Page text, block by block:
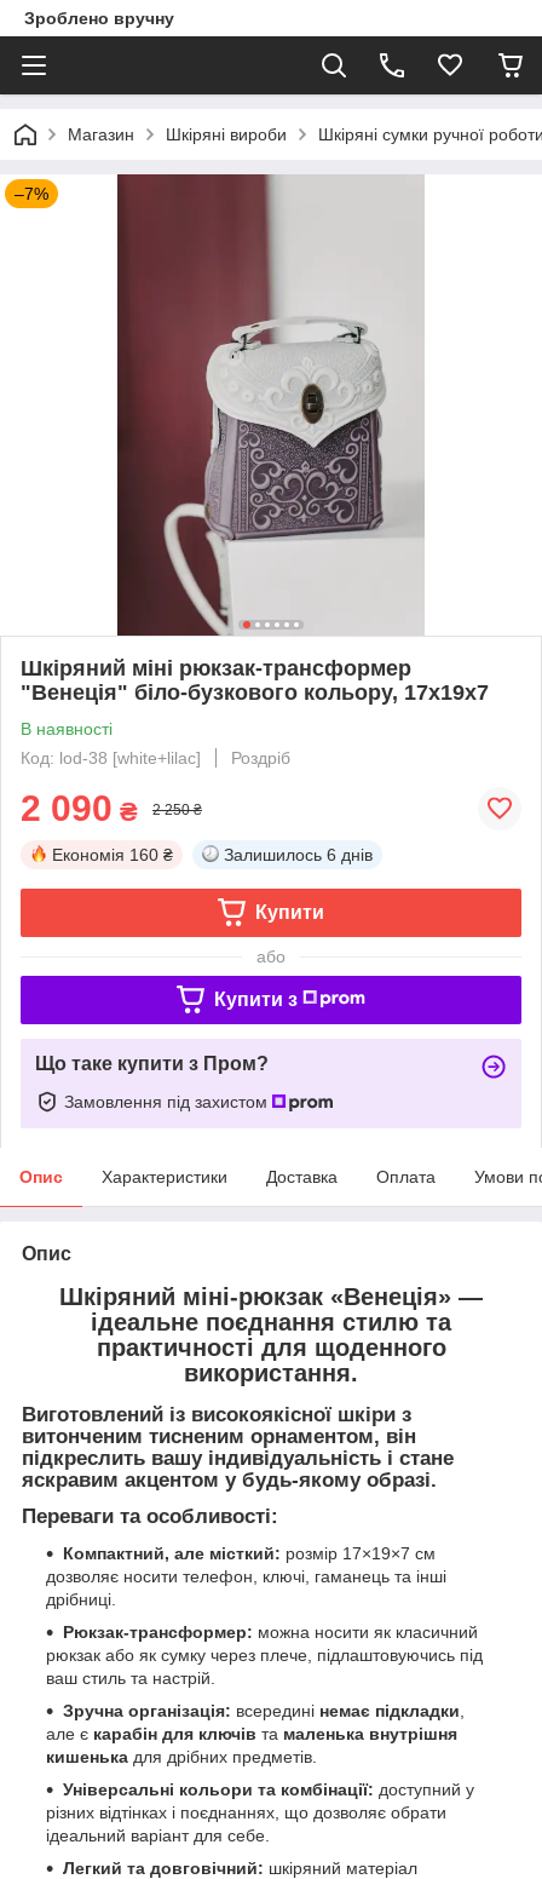
Зроблено вручну
Магазин Шкіряні вироби Шкіряні сумки ручної
–7%
Шкіряний міні рюкзак-трансформер
"Венеція" біло-бузкового кольору, 17х19х7
В наявності
Код: lod-38 [white+lilac]
Роздріб
2 090 ₴ 2 250 ₴
Економія 160 ₴ Залишилось 6 днів
Купити
або
Купити з
Що таке купити з Пром?
Замовлення під захистом
Опис Характеристики Доставка Оплата Умови
Опис
Шкіряний міні-рюкзак «Венеція» —
ідеальне поєднання стилю та
практичності для щоденного
використання.
Виготовлений із високоякісної шкіри з
витонченим тисненим орнаментом, він
підкреслить вашу індивідуальність і стане
яскравим акцентом у будь-якому образі.
Переваги та особливості:
Компактний, але місткий: розмір 17×19×7 см
дозволяє носити телефон, ключі, гаманець та інші
дрібниці.
Рюкзак-трансформер: можна носити як класичний
рюкзак або як сумку через плече, підлаштовуючись під
ваш стиль та настрій.
Зручна організація: всередині немає підкладки
але є карабін для ключів та маленька внутрішня
кишенька для дрібних предметів.
Універсальні кольори та комбінації: доступний у
різних відтінках і поєднаннях, що дозволяє обрати
ідеальний варіант для себе.
Легкий та довговічний: шкіряний матеріал